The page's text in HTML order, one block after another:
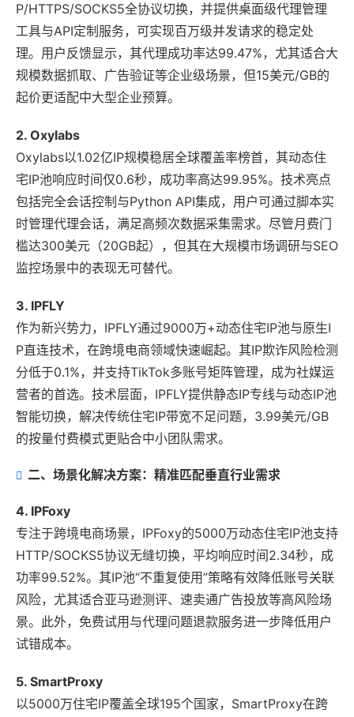
P/HTTPS/SOCKS5全协议切换，并提供桌面级代理管理
工具与API定制服务，可实现百万级并发请求的稳定处
理。用户反馈显示，其代理成功率达99.47%，尤其适合大
规模数据抓取、广告验证等企业级场景，但15美元/GB的
起价更适配中大型企业预算。
2. Oxylabs
Oxylabs以1.02亿IP规模稳居全球覆盖率榜首，其动态住
宅IP池响应时间仅0.6秒，成功率高达99.95%。技术亮点
包括完全会话控制与Python API集成，用户可通过脚本实
时管理代理会话，满足高频次数据采集需求。尽管月费门
槛达300美元（20GB起），但其在大规模市场调研与SEO
监控场景中的表现无可替代。
3. IPFLY
作为新兴势力，IPFLY通过9000万+动态住宅IP池与原生I
P直连技术，在跨境电商领域快速崛起。其IP欺诈风险检测
分低于0.1%，并支持TikTok多账号矩阵管理，成为社媒运
营者的首选。技术层面，IPFLY提供静态IP专线与动态IP池
智能切换，解决传统住宅IP带宽不足问题，3.99美元/GB
的按量付费模式更贴合中小团队需求。
二、场景化解决方案：精准匹配垂直行业需求
4. IPFoxy
专注于跨境电商场景，IPFoxy的5000万动态住宅IP池支持
HTTP/SOCKS5协议无缝切换，平均响应时间2.34秒，成
功率99.52%。其IP池“不重复使用”策略有效降低账号关联
风险，尤其适合亚马逊测评、速卖通广告投放等高风险场
景。此外，免费试用与代理问题退款服务进一步降低用户
试错成本。
5. SmartProxy
以5000万住宅IP覆盖全球195个国家，SmartProxy在跨